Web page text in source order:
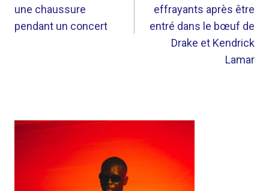
une chaussure
pendant un concert
effrayants après être
entré dans le bœuf de
Drake et Kendrick
Lamar